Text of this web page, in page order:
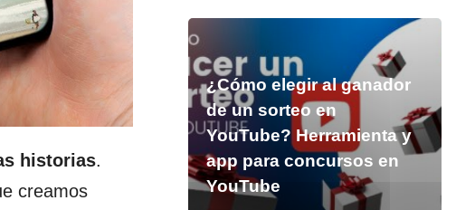
historias.
creamos
¿Cómo elegir al ganador
de un sorteo en
YouTube? Herramienta y
app para concursos en
YouTube